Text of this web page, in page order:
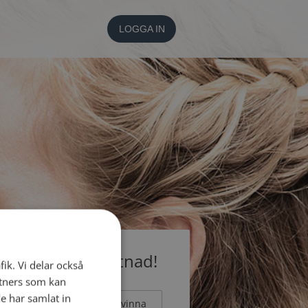
LOGGA IN
utan kostnad!
Man Kvinna
Vi delar också
som kan
har samlat in